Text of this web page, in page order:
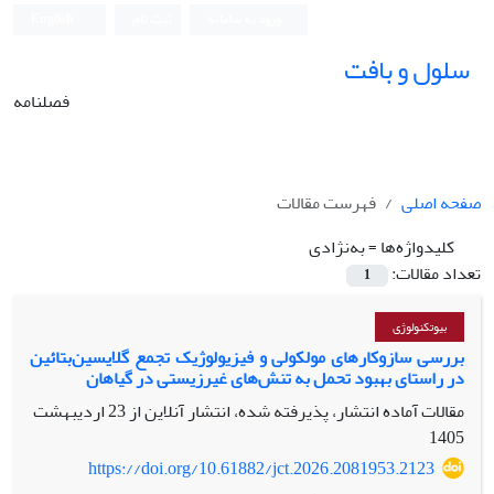
سلول و بافت
فصلنامه
صفحه اصلی
فهرست مقالات
کلیدواژه‌ها =به‌نژادی
تعداد مقالات:
1
بیوتکنولوژی
بررسی سازوکارهای مولکولی و فیزیولوژیک تجمع گلایسین‌بتائین
در راستای بهبود تحمل به تنش‌های غیرزیستی در گیاهان
مقالات آماده انتشار، پذیرفته شده، انتشار آنلاین از
23 اردیبهشت
1405
https://doi.org/10.61882/jct.2026.2081953.2123